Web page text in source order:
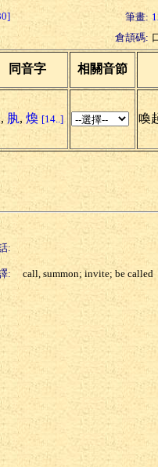
筆畫:
倉頡碼:
同音字 相關音節
, 肒, 煥 [14..] 喚
:
: call, summon; invite; be called